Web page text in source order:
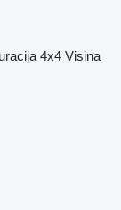
4x4 Visina